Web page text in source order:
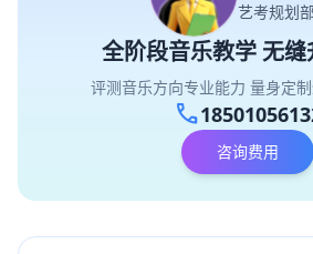
艺考规划
全阶段音乐教学 无
评测音乐方向专业能力 量身定
call
咨询费用